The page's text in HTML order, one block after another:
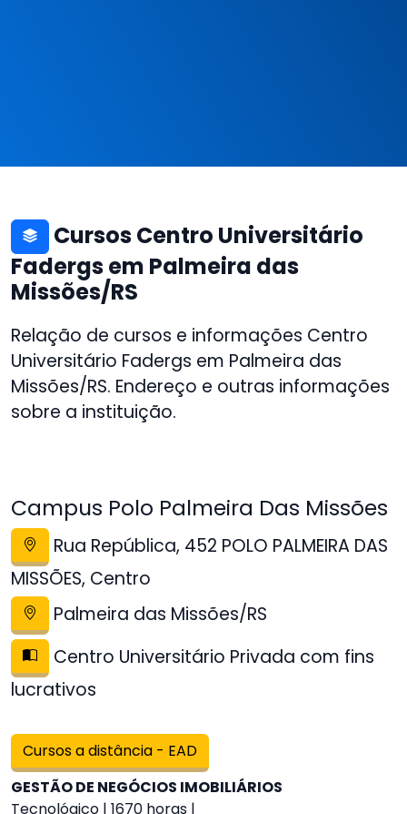
Cursos Centro Universitário
Fadergs em Palmeira das
Missões/RS
Relação de cursos e informações Centro
Universitário Fadergs em Palmeira das
Missões/RS. Endereço e outras informações
sobre a instituição.
Campus Polo Palmeira Das Missões
Rua República, 452 POLO PALMEIRA DAS
MISSÕES, Centro
Palmeira das Missões/RS
Centro Universitário Privada com fins
lucrativos
Cursos a distância - EAD
GESTÃO DE NEGÓCIOS IMOBILIÁRIOS
Tecnológico | 1670 horas |